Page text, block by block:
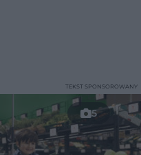
5
TEKST SPONSOROWANY